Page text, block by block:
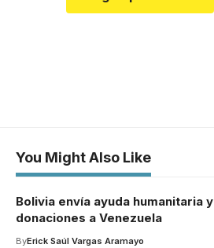
You Might Also Like
Bolivia envía ayuda humanitaria y
donaciones a Venezuela
ByErick Saúl Vargas Aramayo